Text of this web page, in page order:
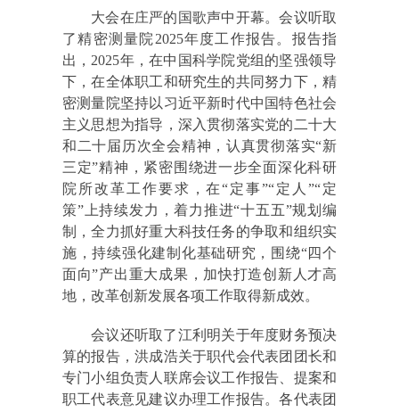
大会在庄严的国歌声中开幕。会议听取
了精密测量院2025年度工作报告。报告指
出，2025年，在中国科学院党组的坚强领导
下，在全体职工和研究生的共同努力下，精
密测量院坚持以习近平新时代中国特色社会
主义思想为指导，深入贯彻落实党的二十大
和二十届历次全会精神，认真贯彻落实“新
三定”精神，紧密围绕进一步全面深化科研
院所改革工作要求，在“定事”“定人”“定
策”上持续发力，着力推进“十五五”规划编
制，全力抓好重大科技任务的争取和组织实
施，持续强化建制化基础研究，围绕“四个
面向”产出重大成果，加快打造创新人才高
地，改革创新发展各项工作取得新成效。
会议还听取了江利明关于年度财务预决
算的报告，洪成浩关于职代会代表团团长和
专门小组负责人联席会议工作报告、提案和
职工代表意见建议办理工作报告。各代表团